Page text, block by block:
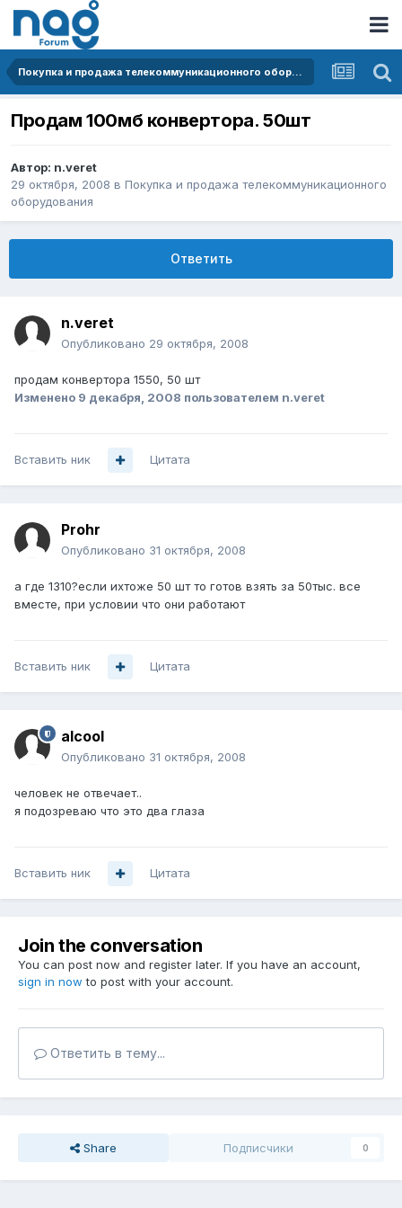
Покупка и продажа телекоммуникационного оборудования
Продам 100мб конвертора. 50шт
Автор: n.veret
29 октября, 2008 в Покупка и продажа телекоммуникационного
оборудования
Ответить
n.veret
Опубликовано 29 октября, 2008
продам конвертора 1550, 50 шт
Изменено 9 декабря, 2008 пользователем n.veret
Вставить ник Цитата
Prohr
Опубликовано 31 октября, 2008
а где 1310?если ихтоже 50 шт то готов взять за 50тыс. все
вместе, при условии что они работают
Вставить ник Цитата
alcool
Опубликовано 31 октября, 2008
человек не отвечает..
я подозреваю что это два глаза
Вставить ник Цитата
Join the conversation
You can post now and register later. If you have an account,
sign in now to post with your account.
Ответить в тему...
Share Подписчики 0